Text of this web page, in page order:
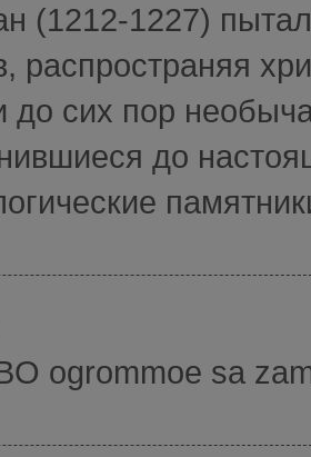
(1212-1227)
распространяя
до сих пор
до
ogrommoe sa